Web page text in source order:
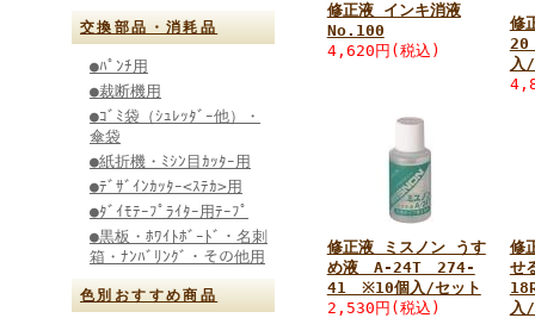
交換部品・消耗品
●ﾊﾟﾝﾁ用
●裁断機用
●ｺﾞﾐ袋（ｼｭﾚｯﾀﾞｰ他）・
傘袋
●紙折機・ﾐｼﾝ目ｶｯﾀｰ用
●ﾃﾞｻﾞｲﾝｶｯﾀｰ<ｽﾃｶ>用
●ﾀﾞｲﾓﾃｰﾌﾟﾗｲﾀｰ用ﾃｰﾌﾟ
●黒板・ﾎﾜｲﾄﾎﾞｰﾄﾞ・名刺
箱・ﾅﾝﾊﾞﾘﾝｸﾞ・その他用
色別おすすめ商品
修正液 インキ消液
No.100
4,620円 (税込)
修
入/
修正液 ミスノン うす
め液 A-24T 274-
41 ※10個入/セット
2,530円 (税込)
修
せ
入/